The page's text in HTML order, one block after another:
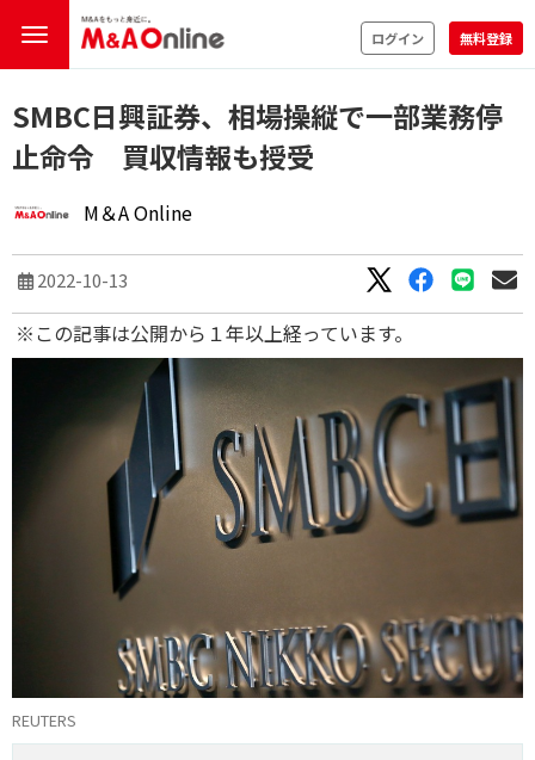
ログイン 無料登録
SMBC日興証券、相場操縦で一部業務停
止命令 買収情報も授受
M＆A Online
2022-10-13
※この記事は公開から１年以上経っています。
REUTERS